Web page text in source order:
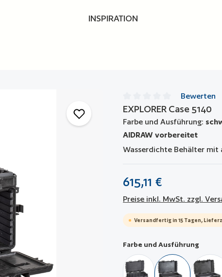
INSPIRATION
Durchschnittliche
Bewerten
EXPLORER Case 5140
Farbe und Ausführung:
AIDRAW vorbereitet
Wasserdichte Behälter mit
615,11 €
Preise inkl. MwSt. zzgl.
Versandfertig in 15 Tagen,
Farbe und Ausführung